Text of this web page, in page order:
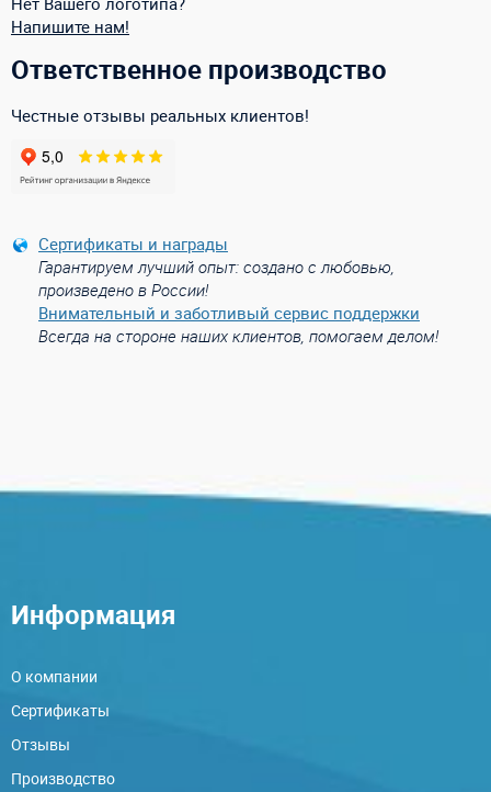
Напишите нам!
Ответственное производство
Честные отзывы реальных клиентов!
Сертификаты и награды
Гарантируем лучший опыт: создано с любовью,
произведено в России!
Внимательный и заботливый сервис поддержки
Всегда на стороне наших клиентов, помогаем делом!
Информация
О компании
Сертификаты
Отзывы
Производство